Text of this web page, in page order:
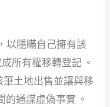
以隱瞞自己擁有該
所有權移轉登記 。
筆土地出售並讓與移
的通謀虛偽事實 。